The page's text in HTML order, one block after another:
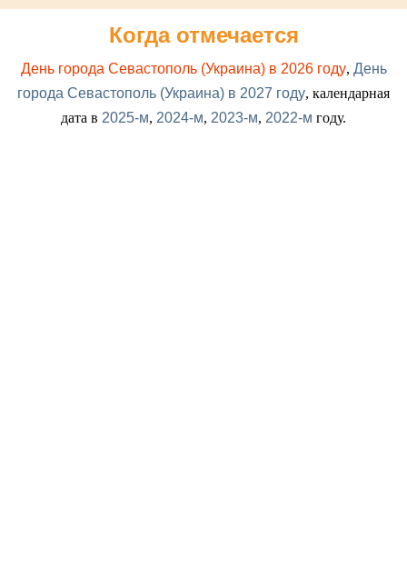
Когда отмечается
День города Севастополь (Украина) в 2026 году, День
города Севастополь (Украина) в 2027 году, календарная
дата в 2025-м, 2024-м, 2023-м, 2022-м году.